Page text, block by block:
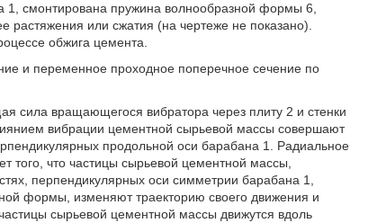
смонтирована пружина волнообразной формы 6,
растяжения или сжатия (на чертеже не показано).
обжига цемента.
и переменное проходное поперечное сечение по
сила вращающегося вибратора через плиту 2 и стенки
вибрации цементной сырьевой массы совершают
продольной оси барабана 1. Радиальное
того, что частицы сырьевой цементной массы,
перпендикулярных оси симметрии барабана 1,
формы, изменяют траекторию своего движения и
сырьевой цементной массы движутся вдоль